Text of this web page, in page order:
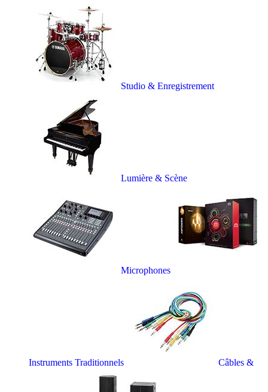
Studio & Enregistrement
Lumière & Scène
Microphones
Instruments Traditionnels Câbles &